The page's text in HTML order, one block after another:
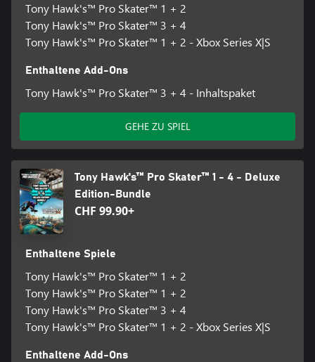
Tony Hawk's™ Pro Skater™ 1 + 2
Tony Hawk's™ Pro Skater™ 3 + 4
Tony Hawk's™ Pro Skater™ 1 + 2 - Xbox Series X|S
Enthaltene Add-Ons
Tony Hawk's™ Pro Skater™ 3 + 4 - Inhaltspaket
GEHE ZU SPIEL
Tony Hawk's™ Pro Skater™ 1 - 4 - Deluxe
Edition-Bundle
CHF 99.90+
Enthaltene Spiele
Tony Hawk's™ Pro Skater™ 1 + 2
Tony Hawk's™ Pro Skater™ 1 + 2
Tony Hawk's™ Pro Skater™ 3 + 4
Tony Hawk's™ Pro Skater™ 1 + 2 - Xbox Series X|S
Enthaltene Add-Ons